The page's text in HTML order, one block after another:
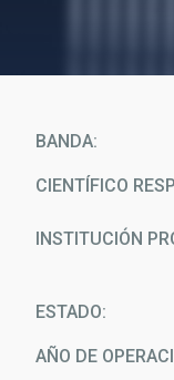
BANDA
CIENTÍFICO
INSTITUCIÓN
ESTADO
AÑO DE